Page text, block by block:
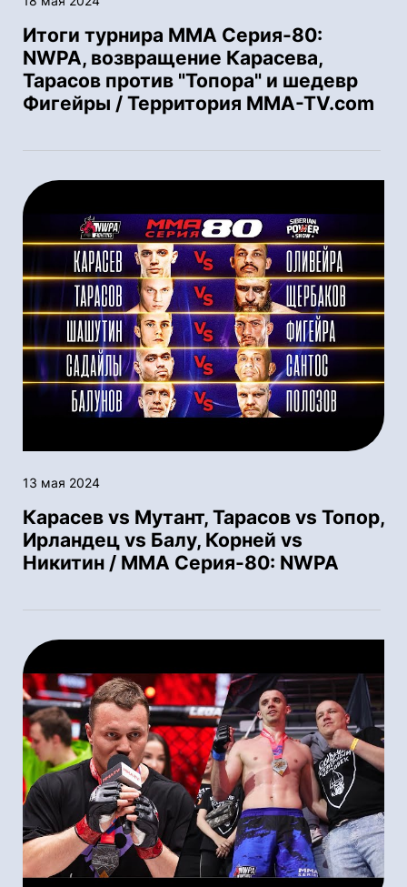
Итоги турнира ММА Серия-80:
NWPA, возвращение Карасева,
Тарасов против "Топора" и шедевр
Фигейры / Территория MMA-TV.com
13 мая 2024
Карасев vs Мутант, Тарасов vs Топор,
Ирландец vs Балу, Корней vs
Никитин / ММА Серия-80: NWPA